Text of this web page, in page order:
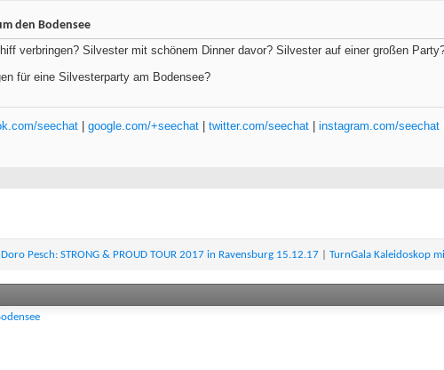
den Bodensee
verbringen? Silvester mit schönem Dinner davor? Silvester auf einer großen
für eine Silvesterparty am Bodensee?
seechat google.com/+seechat twitter.com/seechat instagram.com/seechat
Doro Pesch: STRONG & PROUD TOUR 2017 in Ravensburg 15.12.17 TurnGala Kaleidoskop